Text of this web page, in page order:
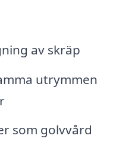
av skräp
utrymmen
som golvvård